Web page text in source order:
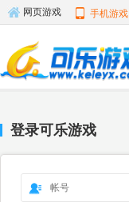
网页游戏 手机游戏
登录可乐游戏